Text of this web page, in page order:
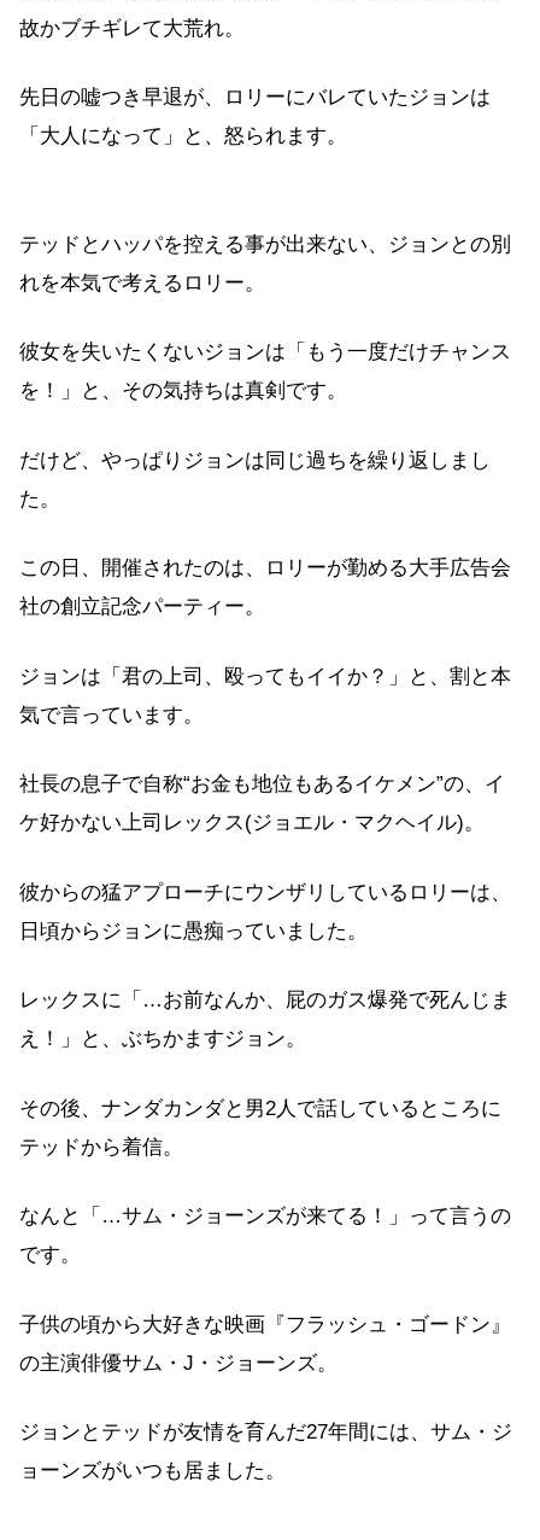
故かブチギレて大荒れ。
先日の嘘つき早退が、ロリーにバレていたジョンは
「大人になって」と、怒られます。
テッドとハッパを控える事が出来ない、ジョンとの別
れを本気で考えるロリー。
彼女を失いたくないジョンは「もう一度だけチャンス
を！」と、その気持ちは真剣です。
だけど、やっぱりジョンは同じ過ちを繰り返しまし
た。
この日、開催されたのは、ロリーが勤める大手広告会
社の創立記念パーティー。
ジョンは「君の上司、殴ってもイイか？」と、割と本
気で言っています。
社長の息子で自称“お金も地位もあるイケメン”の、イ
ケ好かない上司レックス(ジョエル・マクヘイル)。
彼からの猛アプローチにウンザリしているロリーは、
日頃からジョンに愚痴っていました。
レックスに「…お前なんか、屁のガス爆発で死んじま
え！」と、ぶちかますジョン。
その後、ナンダカンダと男2人で話しているところに
テッドから着信。
なんと「…サム・ジョーンズが来てる！」って言うの
です。
子供の頃から大好きな映画『フラッシュ・ゴードン』
の主演俳優サム・J・ジョーンズ。
ジョンとテッドが友情を育んだ27年間には、サム・ジ
ョーンズがいつも居ました。